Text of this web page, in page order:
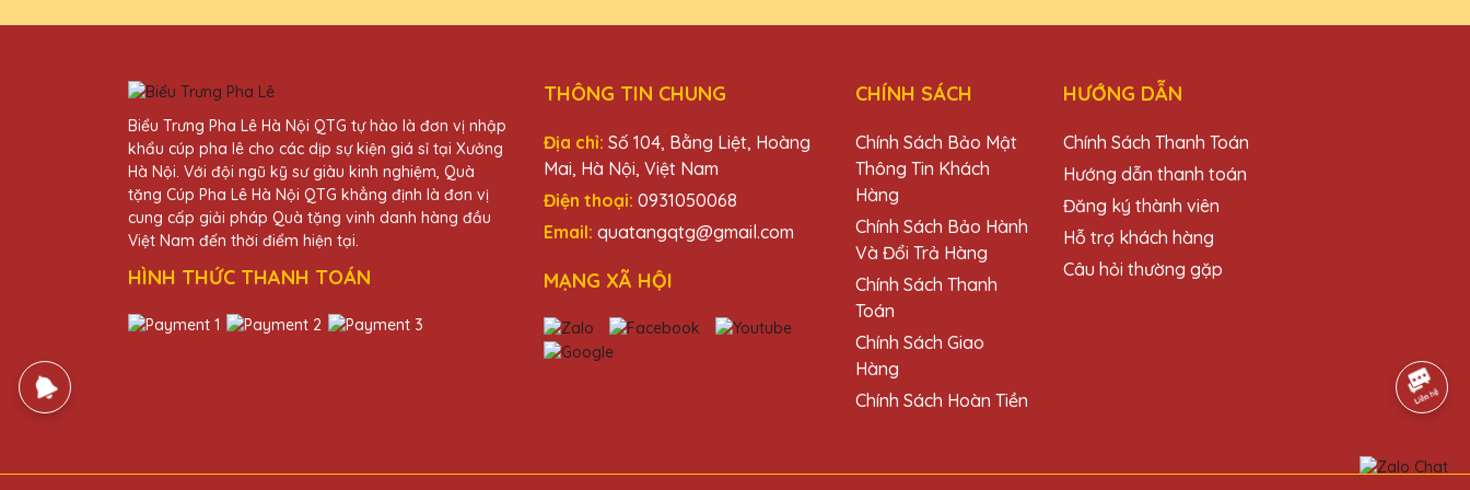
Biểu Trưng Pha Lê Hà Nội QTG tự hào là đơn vị nhập
khẩu cúp pha lê cho các dịp sự kiện giá sỉ tại Xưởng
Hà Nội. Với đội ngũ kỹ sư giàu kinh nghiệm, Quà
tặng Cúp Pha Lê Hà Nội QTG khẳng định là đơn vị
cung cấp giải pháp Quà tặng vinh danh hàng đầu
Việt Nam đến thời điểm hiện tại.
HÌNH THỨC THANH TOÁN
THÔNG TIN CHUNG
Địa chỉ: Số 104, Bằng Liệt, Hoàng
Mai, Hà Nội, Việt Nam
Điện thoại: 0931050068
Email: quatangqtg@gmail.com
MẠNG XÃ HỘI
CHÍNH SÁCH
Chính Sách Bảo Mật
Thông Tin Khách
Hàng
Chính Sách Bảo Hành
Và Đổi Trả Hàng
Chính Sách Thanh
Toán
Chính Sách Giao
Hàng
Chính Sách Hoàn Tiền
HƯỚNG DẪN
Chính Sách Thanh Toán
Hướng dẫn thanh toán
Đăng ký thành viên
Hỗ trợ khách hàng
Câu hỏi thường gặp